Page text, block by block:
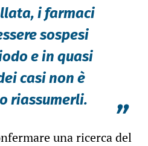
i farmaci
sospesi
e in quasi
casi non è
riassumerli.
”
una ricerca del